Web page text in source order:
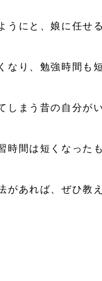
うにと、娘に任せ
なり、勉強時間も
しまう昔の自分がい
時間は短くなった
あれば、ぜひ教